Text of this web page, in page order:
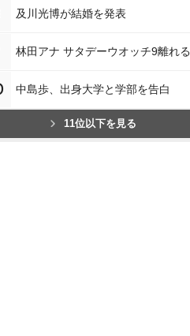
及川光博が結婚を発表
林田アナ サタデーウオッチ9離れる
中島歩、出身大学と学部を告白
11位以下を見る